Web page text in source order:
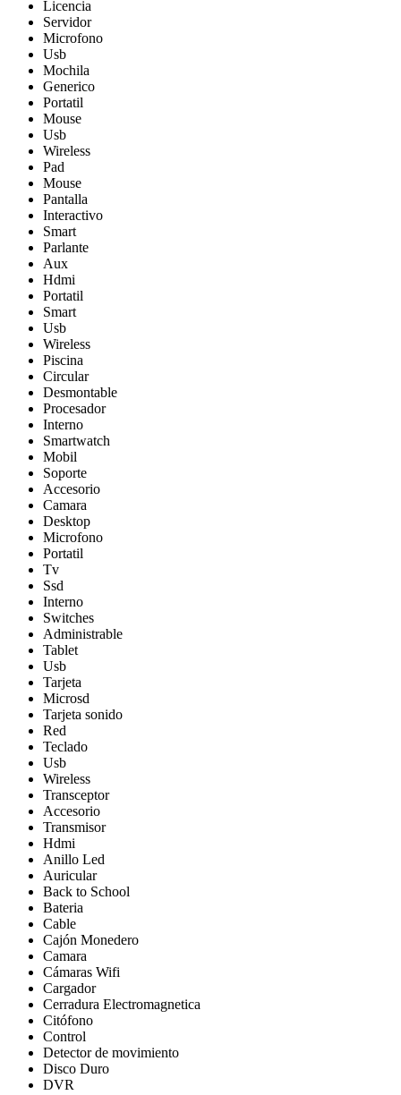
Licencia
Servidor
Microfono
Usb
Mochila
Generico
Portatil
Mouse
Usb
Wireless
Pad
Mouse
Pantalla
Interactivo
Smart
Parlante
Aux
Hdmi
Portatil
Smart
Usb
Wireless
Piscina
Circular
Desmontable
Procesador
Interno
Smartwatch
Mobil
Soporte
Accesorio
Camara
Desktop
Microfono
Portatil
Tv
Ssd
Interno
Switches
Administrable
Tablet
Usb
Tarjeta
Microsd
Tarjeta sonido
Red
Teclado
Usb
Wireless
Transceptor
Accesorio
Transmisor
Hdmi
Anillo Led
Auricular
Back to School
Bateria
Cable
Cajón Monedero
Camara
Cámaras Wifi
Cargador
Cerradura Electromagnetica
Citófono
Control
Detector de movimiento
Disco Duro
DVR